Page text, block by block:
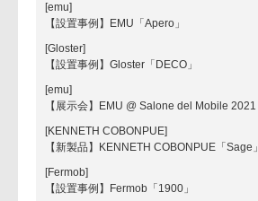
[emu]
【設置事例】EMU「Apero」
[Gloster]
【設置事例】Gloster「DECO」
[emu]
【展示会】EMU @ Salone del Mobile 2021
[KENNETH COBONPUE]
【新製品】KENNETH COBONPUE「Sage」
[Fermob]
【設置事例】Fermob「1900」